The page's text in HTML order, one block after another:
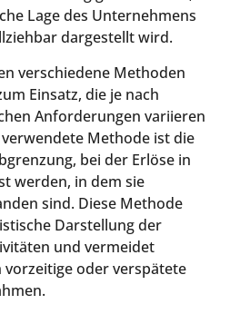
Lage des Unternehmens
dargestellt wird.
verschiedene Methoden
Einsatz, die je nach
Anforderungen variieren
Methode ist die
bei der Erlöse in
werden, in dem sie
sind. Diese Methode
Darstellung der
und vermeidet
oder verspätete